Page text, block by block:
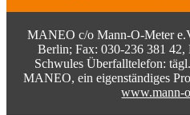
MANEO c/o Mann-O-Meter
Berlin; Fax: 030-236 381
Schwules Überfalltelefon:
MANEO, ein eigenständiges
www.mann-